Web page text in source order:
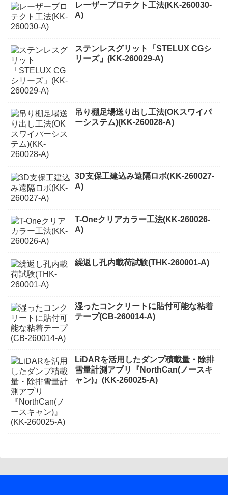
レーザープロテクト⼯法(KK-260030-
A)
ステンレスグリット「STELUX CGシ
リーズ」(KK-260029-A)
吊り棚足場送り出し工法(OKスワイパ
ーシステム)(KK-260028-A)
3D支保工建込み遠隔ロボ(KK-260027-
A)
T-Oneクリアカラー工法(KK-260026-
A)
繰返し孔内載荷試験(THK-260001-A)
湿ったコンクリートに貼付可能な粘着
テープ(CB-260014-A)
LiDARを活用したダンプ積載量・除排
雪量計測アプリ『NorthCan(ノースキ
ャン)』(KK-260025-A)